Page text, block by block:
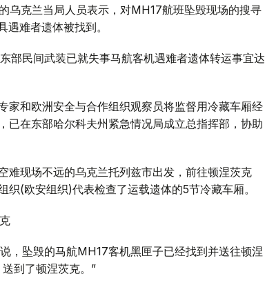
乌克兰当局人员表示，对MH17航班坠毁现场的搜寻
难者遗体被找到。
部民间武装已就失事马航客机遇难者遗体转运事宜达
家和欧洲安全与合作组织观察员将监督用冷藏车厢经
已在东部哈尔科夫州紧急情况局成立总指挥部，协助
难现场不远的乌克兰托列兹市出发，前往顿涅茨克
(欧安组织)代表检查了运载遗体的5节冷藏车厢。
，坠毁的马航MH17客机黑匣子已经找到并送往顿涅
到了顿涅茨克。”